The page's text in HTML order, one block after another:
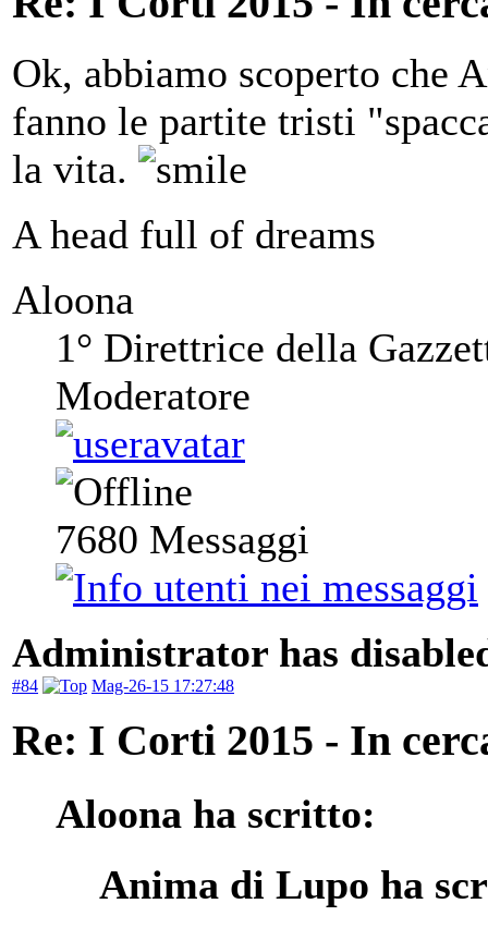
Ok, abbiamo scoperto che
fanno le partite tristi
la vita.
A head full of dreams
Aloona
1° Direttrice della
Moderatore
7680 Messaggi
Administrator has
#84 Mag-26-15 17:27:48
Re: I Corti 2015 - In
Aloona ha scritto:
Anima di Lupo ha